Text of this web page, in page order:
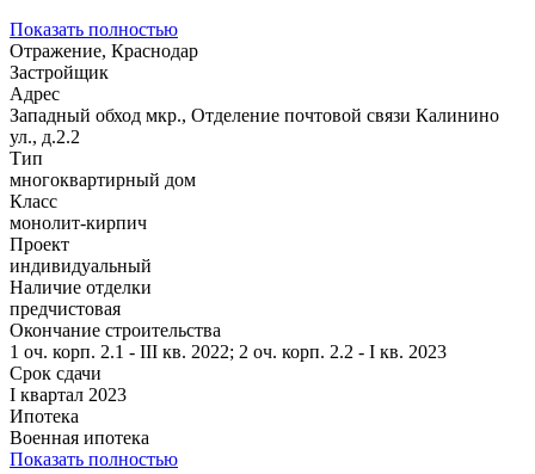
Показать полностью
Отражение, Краснодар
Застройщик
Адрес
Западный обход мкр., Отделение почтовой связи Калинино
ул., д.2.2
Тип
многоквартирный дом
Класс
монолит-кирпич
Проект
индивидуальный
Наличие отделки
предчистовая
Окончание строительства
1 оч. корп. 2.1 - III кв. 2022; 2 оч. корп. 2.2 - I кв. 2023
Срок сдачи
I квартал 2023
Ипотека
Военная ипотека
Показать полностью